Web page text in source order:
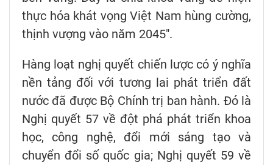
thực hóa khát vọng Việt Nam hùng cường,
thịnh vượng vào năm 2045".
Hàng loạt nghị quyết chiến lược có ý nghĩa
nền tảng đối với tương lai phát triển đất
nước đã được Bộ Chính trị ban hành. Đó là
Nghị quyết 57 về đột phá phát triển khoa
học, công nghệ, đổi mới sáng tạo và
chuyển đổi số quốc gia; Nghị quyết 59 về